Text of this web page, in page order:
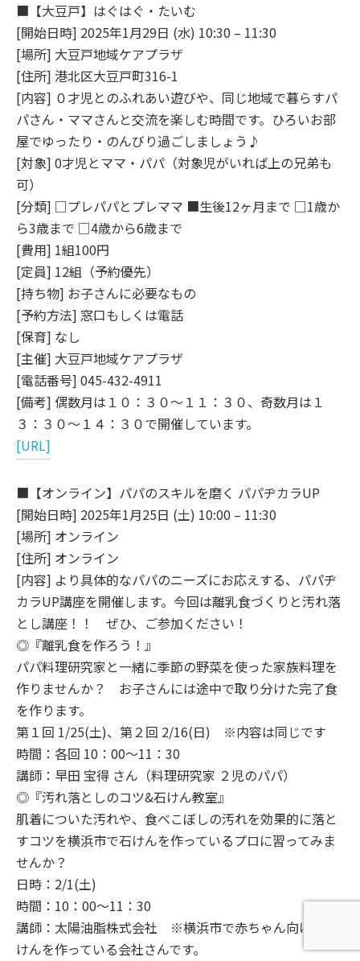
■【大豆戸】はぐはぐ・たいむ
[開始日時] 2025年1月29日 (水) 10:30 – 11:30
[場所] 大豆戸地域ケアプラザ
[住所] 港北区大豆戸町316-1
[内容] ０才児とのふれあい遊びや、同じ地域で暮らすパ
パさん・ママさんと交流を楽しむ時間です。ひろいお部
屋でゆったり・のんびり過ごしましょう♪
[対象] 0才児とママ・パパ（対象児がいれば上の兄弟も
可）
[分類] □プレパパとプレママ ■生後12ヶ月まで □1歳か
ら3歳まで □4歳から6歳まで
[費用] 1組100円
[定員] 12組（予約優先）
[持ち物] お子さんに必要なもの
[予約方法] 窓口もしくは電話
[保育] なし
[主催] 大豆戸地域ケアプラザ
[電話番号] 045-432-4911
[備考] 偶数月は１０：３０～１１：３０、奇数月は１
３：３０～１４：３０で開催しています。
[URL]
■【オンライン】パパのスキルを磨く パパヂカラUP
[開始日時] 2025年1月25日 (土) 10:00 – 11:30
[場所] オンライン
[住所] オンライン
[内容] より具体的なパパのニーズにお応えする、パパヂ
カラUP講座を開催します。今回は離乳食づくりと汚れ落
とし講座！！ ぜひ、ご参加ください！
◎『離乳食を作ろう！』
パパ料理研究家と一緒に季節の野菜を使った家族料理を
作りませんか？ お子さんには途中で取り分けた完了食
を作ります。
第１回 1/25(土)、第２回 2/16(日) ※内容は同じです
時間：各回 10：00～11：30
講師：早田 宝得 さん（料理研究家 ２児のパパ）
◎『汚れ落としのコツ&石けん教室』
肌着についた汚れや、食べこぼしの汚れを効果的に落と
すコツを横浜市で石けんを作っているプロに習ってみま
せんか？
日時：2/1(土)
時間：10：00～11：30
講師：太陽油脂株式会社 ※横浜市で赤ちゃん向けの石
けんを作っている会社さんです。